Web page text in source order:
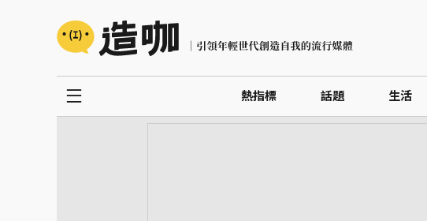
熱指標 話題 生活